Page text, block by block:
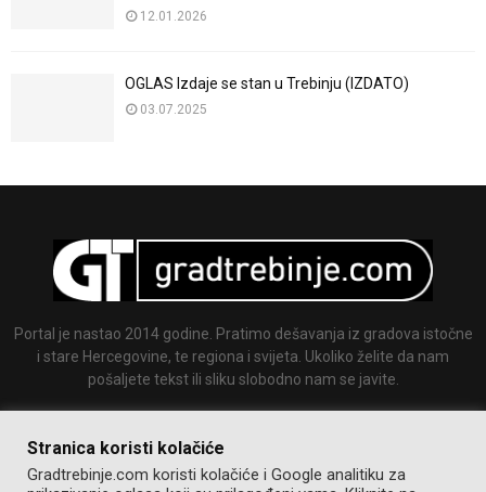
12.01.2026
OGLAS Izdaje se stan u Trebinju (IZDATO)
03.07.2025
Portal je nastao 2014 godine. Pratimo dešavanja iz gradova istočne
i stare Hercegovine, te regiona i svijeta. Ukoliko želite da nam
pošaljete tekst ili sliku slobodno nam se javite.
Stranica koristi kolačiće
Gradtrebinje.com koristi kolačiće i Google analitiku za